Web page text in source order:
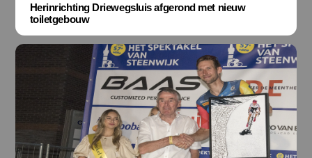
Herinrichting Driewegsluis afgerond met nieuw
toiletgebouw